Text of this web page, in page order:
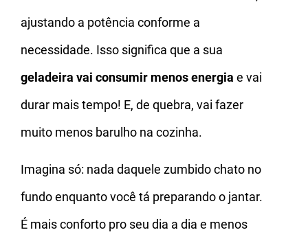
ajustando a potência conforme a
necessidade. Isso significa que a sua
geladeira vai consumir menos energia e vai
durar mais tempo! E, de quebra, vai fazer
muito menos barulho na cozinha.
Imagina só: nada daquele zumbido chato no
fundo enquanto você tá preparando o jantar.
É mais conforto pro seu dia a dia e menos